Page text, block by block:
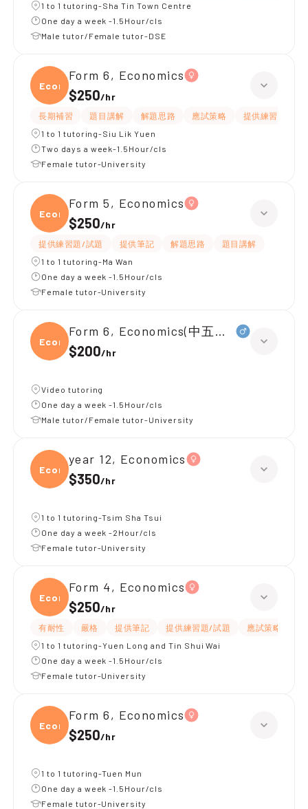
1 to 1 tutoring-Sha Tin Town Centre
One day a week -1.5Hour/cls
Male tutor/Female tutor-DSE
Econ
Form 6, Economics
$250/hr
長期補習 題目講解 解題思路 應試策略
提供練習題/試題
1 to 1 tutoring-Siu Lik Yuen
Two days a week-1.5Hour/cls
Female tutor-University
Econ
Form 5, Economics
$250/hr
提供練習題/試題 提供筆記 解題思路
題目講解
1 to 1 tutoring-Ma Wan
One day a week -1.5Hour/cls
Female tutor-University
Econ
Form 6, Economics(中五升中六)
$200/hr
Video tutoring
One day a week -1.5Hour/cls
Male tutor/Female tutor-University
Econ
year 12, Economics
$350/hr
1 to 1 tutoring-Tsim Sha Tsui
One day a week -2Hour/cls
Female tutor-University
Econ
Form 4, Economics
$250/hr
有耐性 嚴格 提供筆記 提供練習題/試題 應試策略
1 to 1 tutoring-Yuen Long and Tin Shui Wai
One day a week -1.5Hour/cls
Female tutor-University
Econ
Form 6, Economics
$250/hr
1 to 1 tutoring-Tuen Mun
One day a week -1.5Hour/cls
Female tutor-University